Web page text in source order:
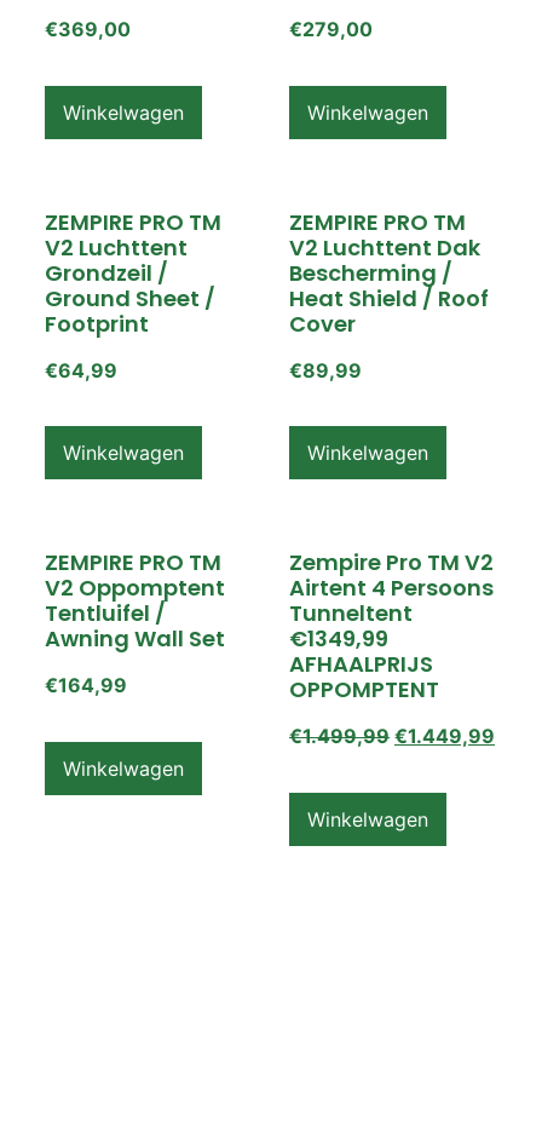
€369,00
Winkelwagen
€279,00
Winkelwagen
ZEMPIRE PRO TM
V2 Luchttent
Grondzeil /
Ground Sheet /
Footprint
€64,99
Winkelwagen
ZEMPIRE PRO TM
V2 Luchttent Dak
Bescherming /
Heat Shield / Roof
Cover
€89,99
Winkelwagen
ZEMPIRE PRO TM
V2 Oppomptent
Tentluifel /
Awning Wall Set
€164,99
Winkelwagen
Zempire Pro TM V2
Airtent 4 Persoons
Tunneltent
€1349,99
AFHAALPRIJS
OPPOMPTENT
€1.499,99 €1.449,99
Winkelwagen